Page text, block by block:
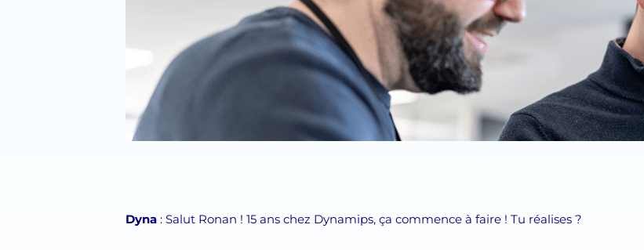
Dyna : Salut Ronan ! 15 ans chez Dynamips, ça commence à faire ! Tu réalises ?